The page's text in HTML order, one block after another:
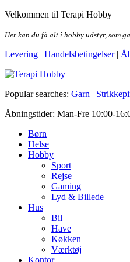
Skip
the
Velkommen til Terapi Hobby
Her kan du få alt i hobby udstyr, som
Levering | Handelsbetingelser|
Terapi Hobby
Popular searches: Garn |
Åbningstider: Man-Fre 10:00-
Børn
Helse
Hobby
Sport
Rejse
Gaming
Lyd & Billede
Hus
Bil
Have
Køkken
Værktøj
Kontor